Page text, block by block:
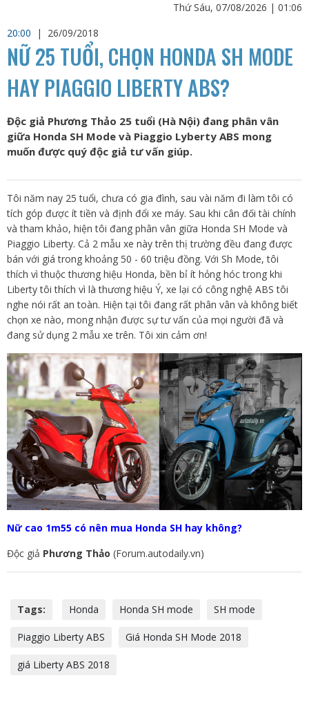
Thứ Sáu, 07/08/2026 | 01:06
20:00
| 26/09/2018
NỮ 25 TUỔI, CHỌN HONDA SH MODE
HAY PIAGGIO LIBERTY ABS?
Độc giả Phương Thảo 25 tuổi (Hà Nội) đang phân vân
giữa Honda SH Mode và Piaggio Lyberty ABS mong
muốn được quý độc giả tư vấn giúp.
Tôi năm nay 25 tuổi, chưa có gia đình, sau vài năm đi làm tôi có
tích góp được ít tiền và định đổi xe máy. Sau khi cân đối tài chính
và tham khảo, hiện tôi đang phân vân giữa Honda SH Mode và
Piaggio Liberty. Cả 2 mẫu xe này trên thị trường đều đang được
bán với giá trong khoảng 50 - 60 triệu đồng. Với Sh Mode, tôi
thích vì thuộc thương hiệu Honda, bền bỉ ít hỏng hóc trong khi
Liberty tôi thích vì là thương hiệu Ý, xe lại có công nghệ ABS tôi
nghe nói rất an toàn. Hiện tại tôi đang rất phân vân và không biết
chọn xe nào, mong nhận được sự tư vấn của mọi người đã và
đang sử dụng 2 mẫu xe trên. Tôi xin cảm ơn!
Nữ cao 1m55 có nên mua Honda SH hay không?
Độc giả Phương Thảo (Forum.autodaily.vn)
Tags: Honda Honda SH mode SH mode
Piaggio Liberty ABS Giá Honda SH Mode 2018
giá Liberty ABS 2018